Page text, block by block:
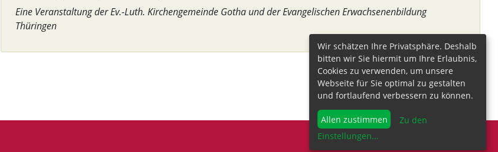
Eine Veranstaltung der Ev.-Luth. Kirchengemeinde Gotha und der Evangelischen Erwachsenenbildung
Thüringen
Wir schätzen Ihre Privatsphäre. Deshalb
bitten wir Sie hiermit um Ihre Erlaubnis,
Cookies zu verwenden, um unsere
Webseite für Sie optimal zu gestalten
und fortlaufend verbessern zu können.
Allen zustimmen
Zu den
Einstellungen...